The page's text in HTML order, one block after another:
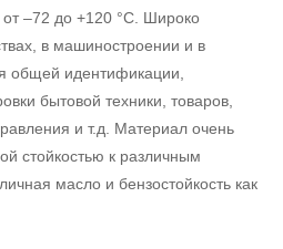
–72 до +120 °С. Широко
в машиностроении и в
общей идентификации,
бытовой техники, товаров,
и т.д. Материал очень
стойкостью к различным
масло и бензостойкость как